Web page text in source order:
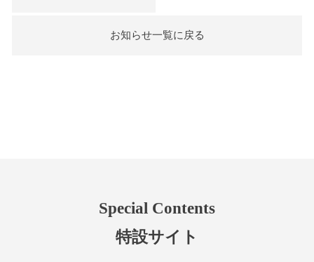
お知らせ一覧に戻る
Special Contents
特設サイト